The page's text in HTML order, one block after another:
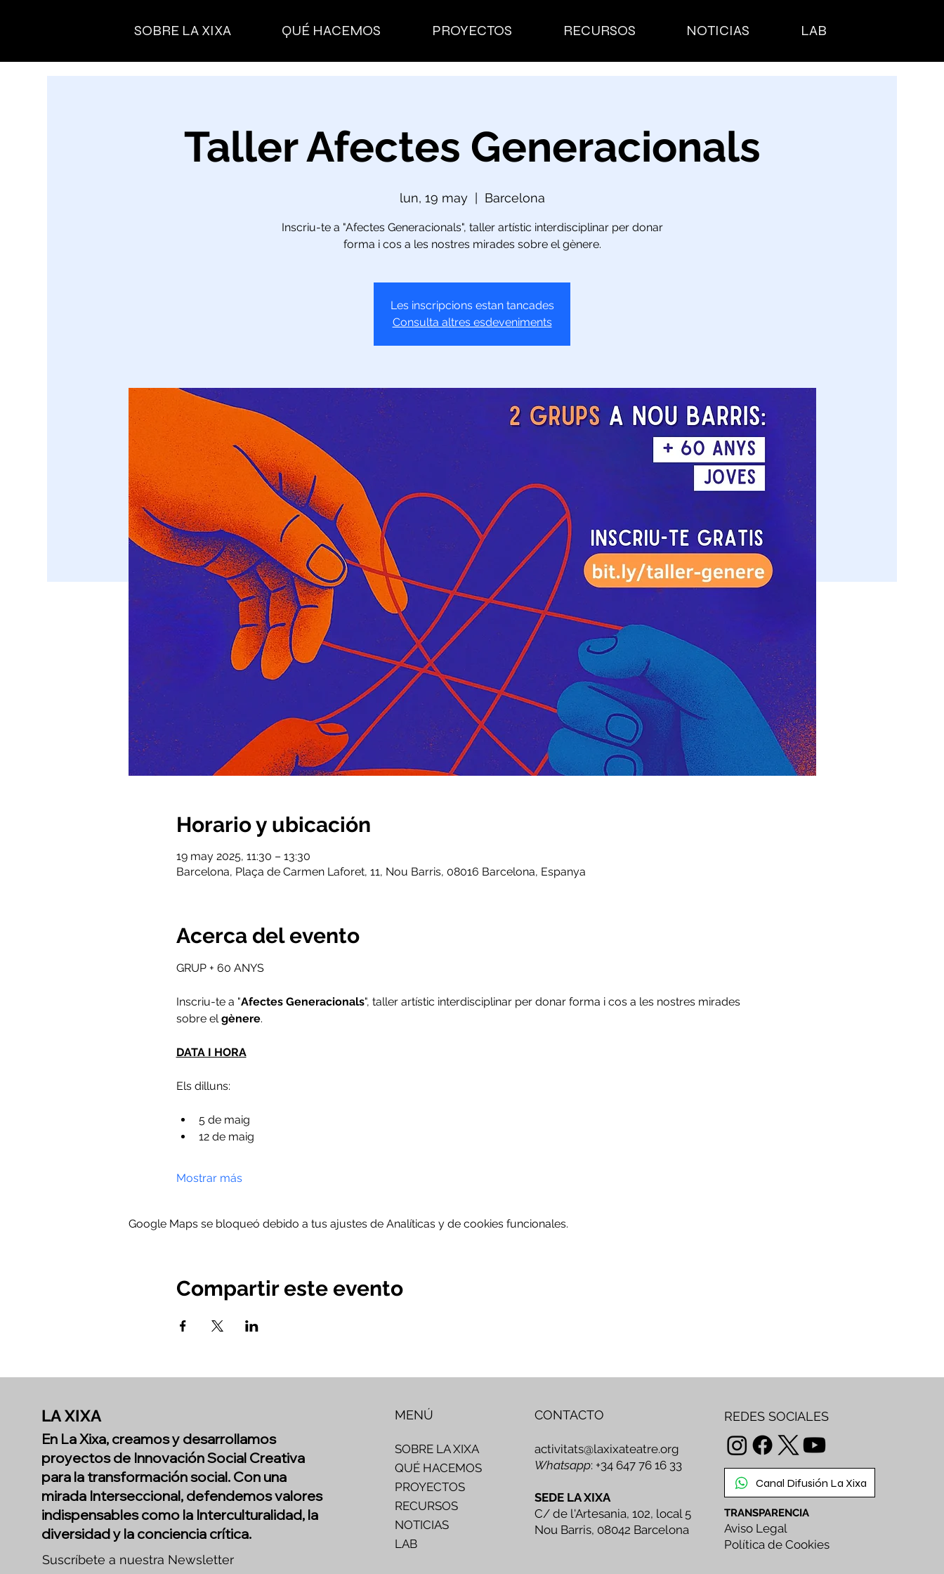
SOBRE LA XIXA QUÉ HACEMOS PROYECTOS RECURSOS NOTICIAS LAB
Taller Afectes Generacionals
lun, 19 may
  |
Barcelona
Inscriu-te a "Afectes Generacionals", taller artístic interdisciplinar per donar
forma i cos a les nostres mirades sobre el gènere.
Les inscripcions estan tancades
Consulta altres esdeveniments
Horario y ubicación
19 may 2025, 11:30 – 13:30
Barcelona, Plaça de Carmen Laforet, 11, Nou Barris, 08016 Barcelona, Espanya
Acerca del evento
GRUP + 60 ANYS
Inscriu-te a "Afectes Generacionals", taller artístic interdisciplinar per donar forma i cos a les nostres mirades
sobre el gènere.
DATA I HORA
Els dilluns:
5 de maig
12 de maig
Mostrar más
Google Maps se bloqueó debido a tus ajustes de Analíticas y de cookies funcionales.
Compartir este evento
LA XIXA
En La Xixa, creamos y desarrollamos
proyectos de Innovación Social Creativa
para la transformación social. Con una
mirada Interseccional, defendemos valores
indispensables como la Interculturalidad, la
diversidad y la conciencia crítica.
Suscríbete a nuestra Newsletter
SOBRE LA XIXA
QUÉ HACEMOS
PROYECTOS
RECURSOS
NOTICIAS
LAB
MENÚ CONTACTO
activitats@laxixateatre.org
Whatsapp: +34 647 76 16 33
SEDE LA XIXA
C/ de l'Artesania, 102, local 5
Nou Barris, 08042 Barcelona
REDES SOCIALES
Canal Difusión La Xixa
TRANSPARENCIA
Aviso Legal
Política de Cookies